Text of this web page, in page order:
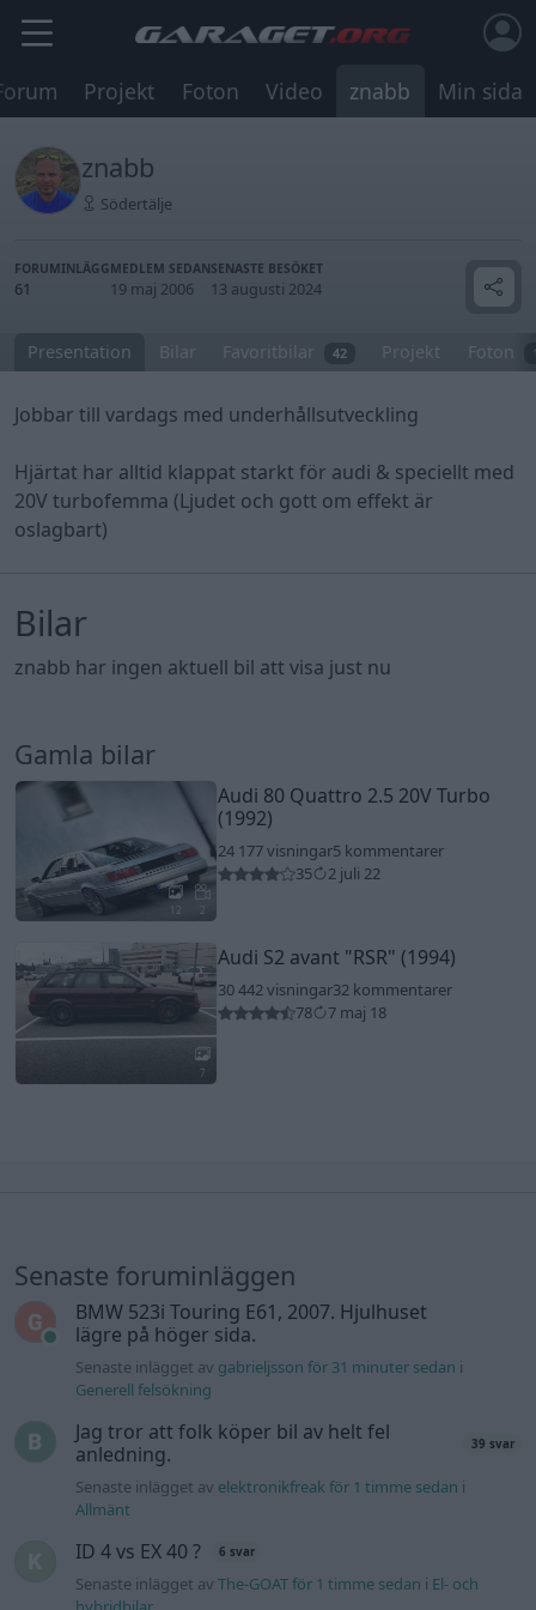
Projekt Foton Video znabb Min sida
znabb
Södertälje
FORUMINLÄGG
61
MEDLEM SEDAN
19 maj 2006
SENASTE BESÖKET
13 augusti 2024
Presentation Bilar Favoritbilar 42 Projekt Foton
Jobbar till vardags med underhållsutveckling
Hjärtat har alltid klappat starkt för audi & speciellt med
20V turbofemma (Ljudet och gott om effekt är
oslagbart)
Bilar
znabb har ingen aktuell bil att visa just nu
Gamla bilar
12 2
Audi 80 Quattro 2.5 20V Turbo
(1992)
24 177 visningar5 kommentarer
35
2 juli 22
7
Audi S2 avant "RSR" (1994)
30 442 visningar32 kommentarer
78
7 maj 18
Senaste foruminläggen
BMW 523i Touring E61, 2007. Hjulhuset
lägre på höger sida.
Senaste inlägget av gabrieljsson för 31 minuter sedan i
Generell felsökning
Jag tror att folk köper bil av helt fel
anledning.
39 svar
Senaste inlägget av elektronikfreak för 1 timme sedan i
Allmänt
ID 4 vs EX 40 ? 6 svar
Senaste inlägget avThe-GOAT för 1 timme sedan i El- och